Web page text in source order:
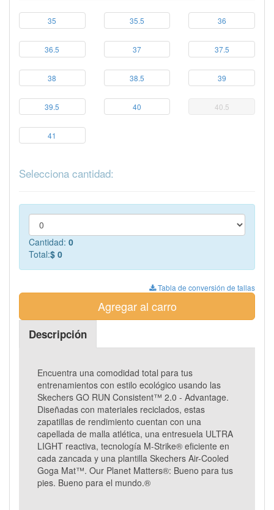
35 35.5 36
36.5 37 37.5
38 38.5 39
39.5 40 40.5
41
Selecciona cantidad:
Cantidad: 0
Total:$ 0
Tabla de conversión de tallas
Agregar al carro
Descripción
Encuentra una comodidad total para tus
entrenamientos con estilo ecológico usando las
Skechers GO RUN Consistent™ 2.0 - Advantage.
Diseñadas con materiales reciclados, estas
zapatillas de rendimiento cuentan con una
capellada de malla atlética, una entresuela ULTRA
LIGHT reactiva, tecnología M-Strike® eficiente en
cada zancada y una plantilla Skechers Air-Cooled
Goga Mat™. Our Planet Matters®: Bueno para tus
pies. Bueno para el mundo.®